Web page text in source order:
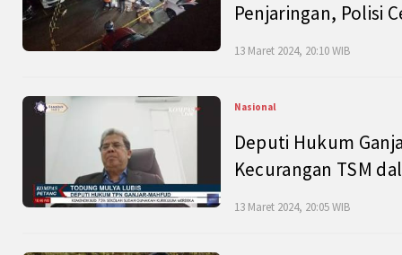
Penjaringan, Polisi
13 Maret 2024, 20:10 WIB
Nasional
Deputi Hukum
Kecurangan TSM
13 Maret 2024, 20:05 WIB